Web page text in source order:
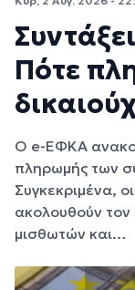
Πότε
Ο e-ΕΦΚΑ
πληρωμής των
Συγκεκριμένα,
ακολουθούν τον
μισθωτών και…